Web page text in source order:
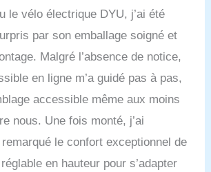
du week-end, ce vélo
vous permet d'optimiser
chaque charge. Batterie
amovible pratique:
Profitez de la commodité
d'une batterie amovible
pour un chargement
déplacement. Non
seulement elle est plus
sûre, mais elle vous
permet également de
le vélo électrique DYU, j’ai été
par son emballage soigné et
Malgré l’absence de notice,
en ligne m’a guidé pas à pas,
accessible même aux moins
nous. Une fois monté, j’ai
le confort exceptionnel de
en hauteur pour s’adapter